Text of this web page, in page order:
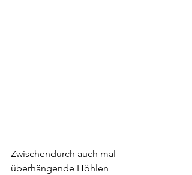
Zwischendurch auch mal
überhängende Höhlen